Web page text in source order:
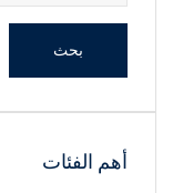
بحث
أهم الفئات